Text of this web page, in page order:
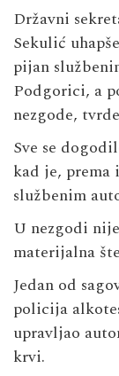
Državni
Sekulić
pijan
Podgorici, a
nezgode,
Sve se
kad je,
službenim
U nezgodi
materijalna
Jedan od
policija
upravljao
krvi.